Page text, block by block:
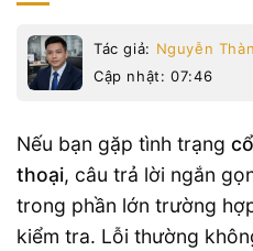
Tác giả: Nguyễn
Cập nhật: 07:46
Nếu bạn gặp tình trạng
thoại, câu trả lời ngắn
trong phần lớn trường
kiểm tra. Lỗi thường